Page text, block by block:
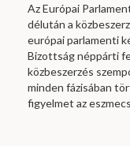
Az Európai
délután a
európai parlamenti
Bizottság néppárti
közbeszerzés
minden fázisában
figyelmet az